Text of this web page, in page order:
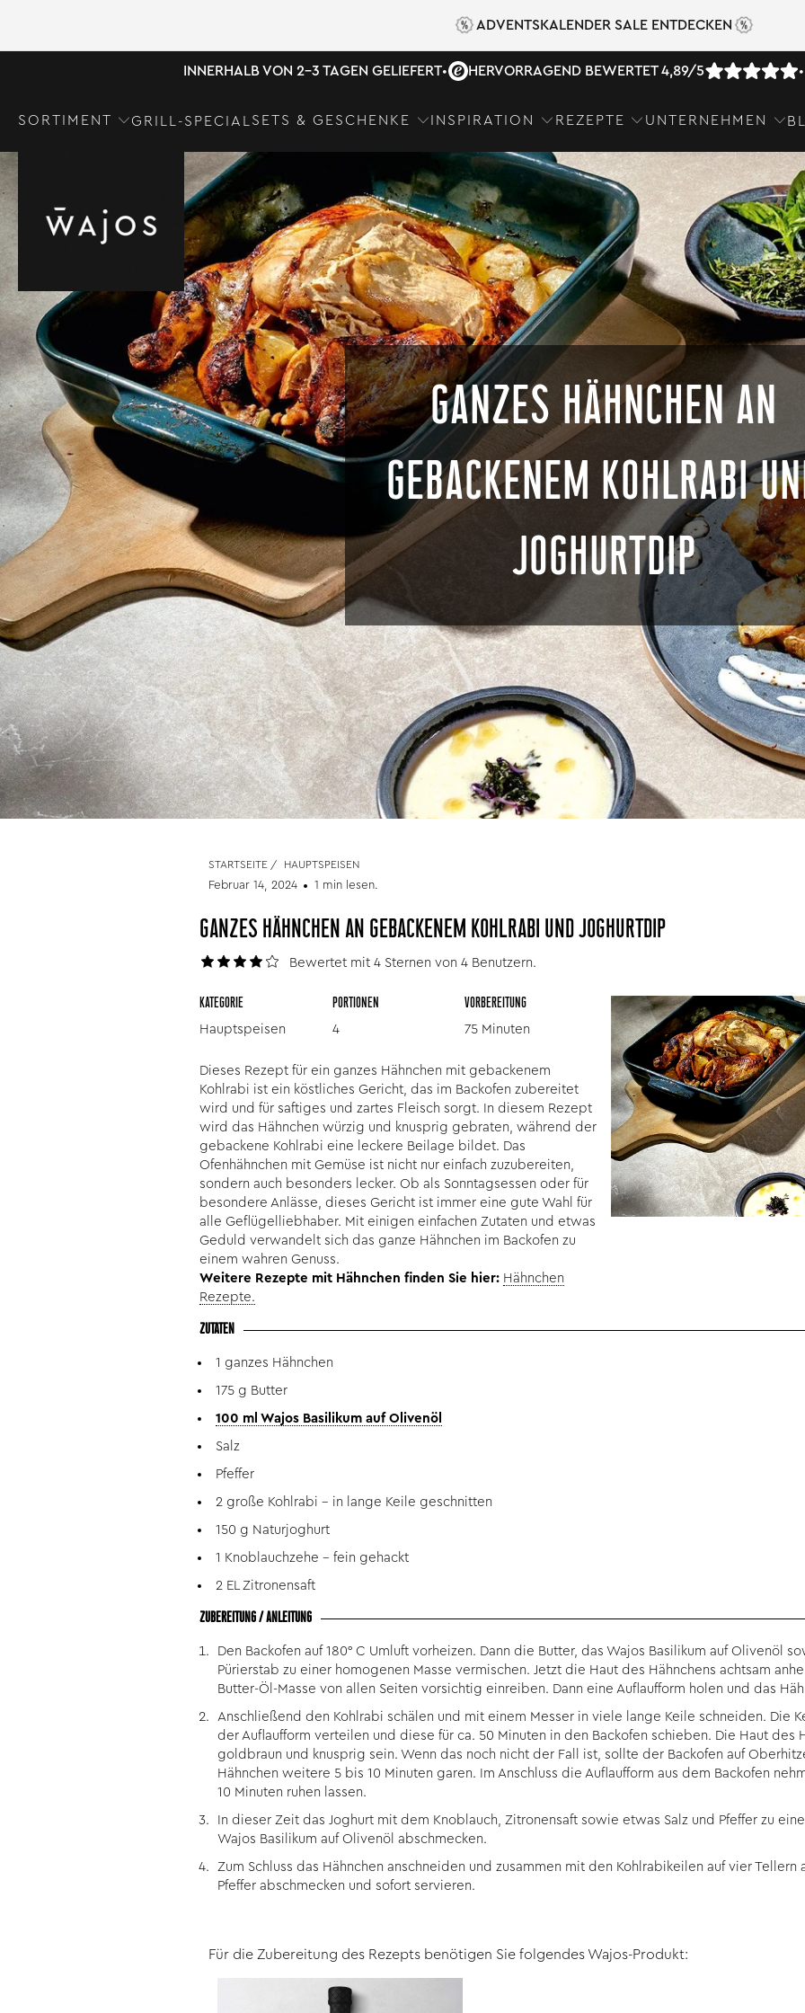
ADVENTSKALENDER SALE ENTDECKEN
INNERHALB VON 2-3 TAGEN GELIEFERT• HERVORRAGEND BEWERTET 4,89/5 •
SORTIMENT GRILL-SPECIAL SETS & GESCHENKE INSPIRATION REZEPTE UNTERNEHMEN
GANZES HÄHNCHEN AN
GEBACKENEM KOHLRABI
JOGHURTDIP
STARTSEITE / HAUPTSPEISEN
Februar 14, 2024 1 min lesen.
GANZES HÄHNCHEN AN GEBACKENEM KOHLRABI UND JOGHURTDIP
Bewertet mit 4 Sternen von 4 Benutzern.
KATEGORIE
Hauptspeisen
PORTIONEN
4
VORBEREITUNG
75 Minuten
Dieses Rezept für ein ganzes Hähnchen mit gebackenem
Kohlrabi ist ein köstliches Gericht, das im Backofen zubereitet
wird und für saftiges und zartes Fleisch sorgt. In diesem Rezept
wird das Hähnchen würzig und knusprig gebraten, während der
gebackene Kohlrabi eine leckere Beilage bildet. Das
Ofenhähnchen mit Gemüse ist nicht nur einfach zuzubereiten,
sondern auch besonders lecker. Ob als Sonntagsessen oder für
besondere Anlässe, dieses Gericht ist immer eine gute Wahl für
alle Geflügelliebhaber. Mit einigen einfachen Zutaten und etwas
Geduld verwandelt sich das ganze Hähnchen im Backofen zu
einem wahren Genuss.
Weitere Rezepte mit Hähnchen finden Sie hier: Hähnchen
Rezepte.
ZUTATEN
1 ganzes Hähnchen
175 g Butter
100 ml Wajos Basilikum auf Olivenöl
Salz
Pfeffer
2 große Kohlrabi – in lange Keile geschnitten
150 g Naturjoghurt
1 Knoblauchzehe – fein gehackt
2 EL Zitronensaft
ZUBEREITUNG / ANLEITUNG
Den Backofen auf 180° C Umluft vorheizen. Dann die Butter, das Wajos Basilikum auf Olivenöl
Pürierstab zu einer homogenen Masse vermischen. Jetzt die Haut des Hähnchens achtsam
Butter-Öl-Masse von allen Seiten vorsichtig einreiben. Dann eine Auflaufform holen und das
Anschließend den Kohlrabi schälen und mit einem Messer in viele lange Keile schneiden. Die
der Auflaufform verteilen und diese für ca. 50 Minuten in den Backofen schieben. Die Haut des
goldbraun und knusprig sein. Wenn das noch nicht der Fall ist, sollte der Backofen auf
Hähnchen weitere 5 bis 10 Minuten garen. Im Anschluss die Auflaufform aus dem Backofen
10 Minuten ruhen lassen.
In dieser Zeit das Joghurt mit dem Knoblauch, Zitronensaft sowie etwas Salz und Pfeffer zu
Wajos Basilikum auf Olivenöl abschmecken.
Zum Schluss das Hähnchen anschneiden und zusammen mit den Kohlrabikeilen auf vier Tellern
Pfeffer abschmecken und sofort servieren.
Für die Zubereitung des Rezepts benötigen Sie folgendes Wajos-Produkt: